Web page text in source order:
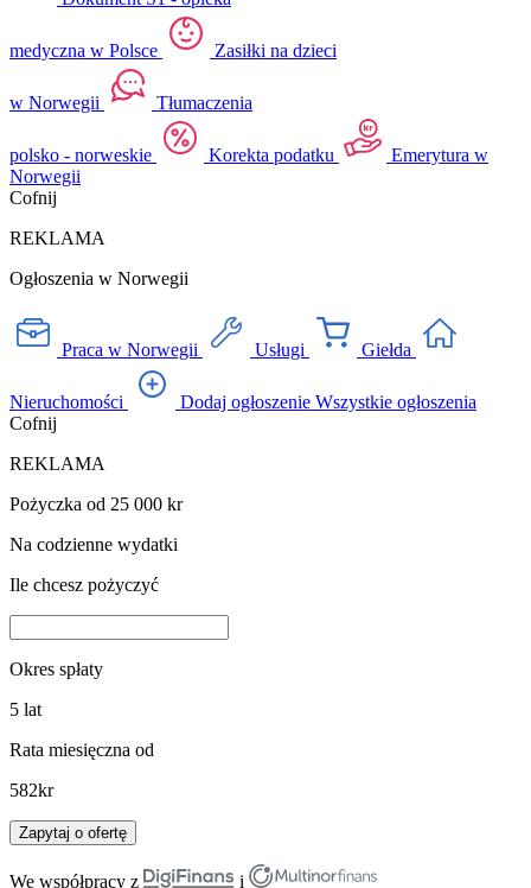
medyczna w Polsce Zasiłki na dzieci
w Norwegii Tłumaczenia
polsko - norweskie Korekta podatku
Emerytura w
Norwegii
Cofnij
REKLAMA
Ogłoszenia w Norwegii
Praca w Norwegii Usługi Giełda
Nieruchomości Dodaj ogłoszenie Wszystkie ogłoszenia
Cofnij
REKLAMA
Pożyczka od 25 000 kr
Na codzienne wydatki
Ile chcesz pożyczyć
Okres spłaty
5 lat
Rata miesięczna od
582kr
Zapytaj o ofertę
We współpracy z
i